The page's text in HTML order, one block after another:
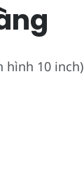
hình 10 inch)